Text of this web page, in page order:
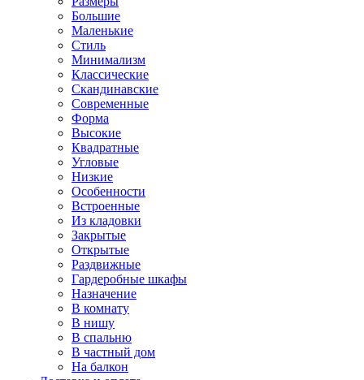
Большие
Маленькие
Стиль
Минимализм
Классические
Скандинавские
Современные
Форма
Высокие
Квадратные
Угловые
Низкие
Особенности
Встроенные
Из кладовки
Закрытые
Открытые
Раздвижные
Гардеробные шкафы
Назначение
В комнату
В нишу
В спальню
В частный дом
На балкон